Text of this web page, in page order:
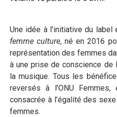
Une idée à l’initiative du
femme culture, né en 2016
représentation des femmes
à une prise de conscience de
la musique. Tous les
reversés à l’ONU
consacrée à l’égalité des
femmes.